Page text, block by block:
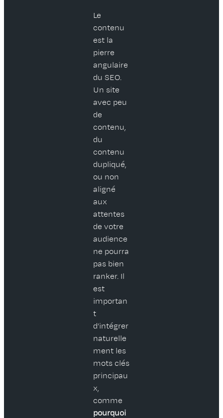
Le
contenu
est la
pierre
angulaire
du SEO.
Un site
avec peu
de
contenu,
du
contenu
dupliqué,
ou non
aligné
aux
attentes
de votre
audience
ne pourra
pas bien
ranker. Il
est
importan
t
d’intégrer
naturelle
ment les
mots clés
principau
x,
comme
pourquoi